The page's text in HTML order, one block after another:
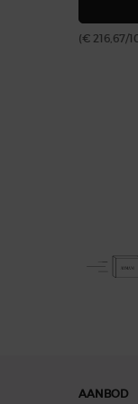
(€ 216,67/
AANBOD